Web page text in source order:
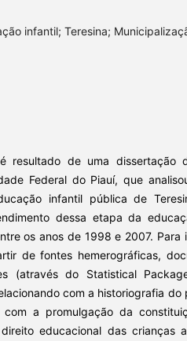
infantil; Teresina;
resultado de uma dissertação
Federal do Piauí, que
infantil pública de
dessa etapa da
os anos de 1998 e 2007. Para
de fontes hemerográficas,
(através do Statistical
com a historiografia do
a promulgação da
educacional das crianças